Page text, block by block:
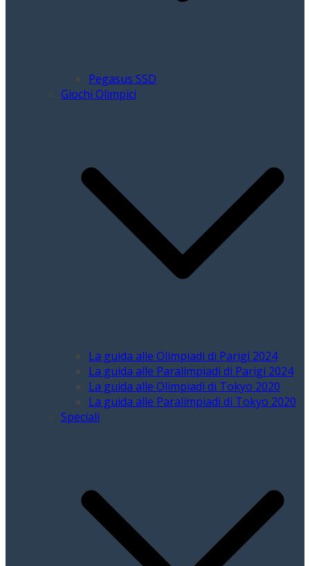
Pegasus SSD
Giochi Olimpici
La guida alle Olimpiadi di Parigi 2024
La guida alle Paralimpiadi di Parigi 2024
La guida alle Olimpiadi di Tokyo 2020
La guida alle Paralimpiadi di Tokyo 2020
Speciali